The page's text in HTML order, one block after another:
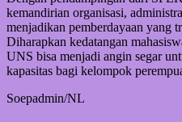
kemandirian organisasi,
menjadikan pemberdayaan yang
Diharapkan kedatangan
UNS bisa menjadi angin segar
kapasitas bagi kelompok
Soepadmin/NL